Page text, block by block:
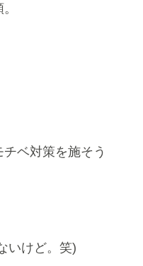
ベ対策を施そう
いけど。笑)